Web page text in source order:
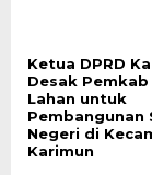
Ketua DPRD
Desak
Lahan untuk
Pembangunan
Negeri di
Karimun